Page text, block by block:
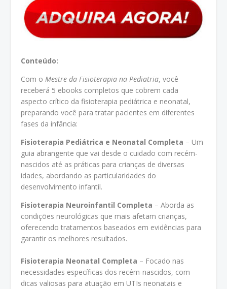
Conteúdo:
Com o Mestre da Fisioterapia na Pediatria, você
receberá 5 ebooks completos que cobrem cada
aspecto crítico da fisioterapia pediátrica e neonatal,
preparando você para tratar pacientes em diferentes
fases da infância:
Fisioterapia Pediátrica e Neonatal Completa – Um
guia abrangente que vai desde o cuidado com recém-
nascidos até as práticas para crianças de diversas
idades, abordando as particularidades do
desenvolvimento infantil.
Fisioterapia Neuroinfantil Completa – Aborda as
condições neurológicas que mais afetam crianças,
oferecendo tratamentos baseados em evidências para
garantir os melhores resultados.
Fisioterapia Neonatal Completa – Focado nas
necessidades específicas dos recém-nascidos, com
dicas valiosas para atuação em UTIs neonatais e